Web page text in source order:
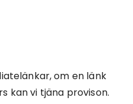
om en länk
kan vi tjäna provison.